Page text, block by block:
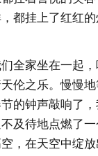
都挂上了红红
全家坐在一起
伦之乐。慢慢
的钟声敲响了
及待地点燃了一
，在天空中绽放